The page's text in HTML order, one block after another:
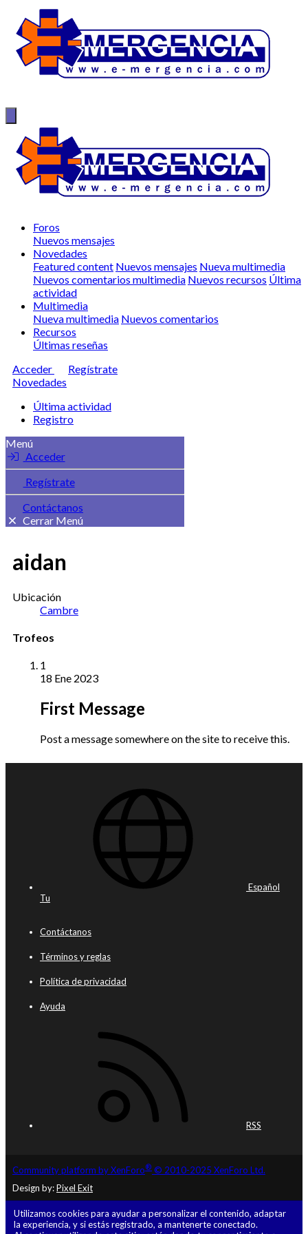
Foros
Nuevos mensajes
Novedades
Featured content Nuevos mensajes Nueva multimedia
Nuevos comentarios multimedia Nuevos recursos Última
actividad
Multimedia
Nueva multimedia Nuevos comentarios
Recursos
Últimas reseñas
Acceder
Regístrate
Novedades
Última actividad
Registro
Menú
Acceder
Regístrate
Contáctanos
Cerrar Menú
aidan
Ubicación
Cambre
Trofeos
1
18 Ene 2023
First Message
Post a message somewhere on the site to receive this.
Español
Tu
Contáctanos
Términos y reglas
Política de privacidad
Ayuda
RSS
Community platform by XenForo® © 2010-2025 XenForo Ltd.
Design by:Pixel Exit
Utilizamos cookies para ayudar a personalizar el contenido, adaptar
la experiencia, y si estás registrado, a mantenerte conectado.